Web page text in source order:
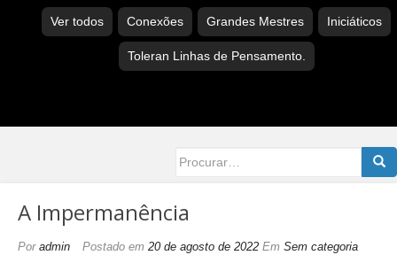
Ver todos Conexões Grandes Mestres Iniciáticos
Toleran Linhas de Pensamento.
for:
A Impermanência
Por admin Postado em 20 de agosto de 2022 Em Sem categoria